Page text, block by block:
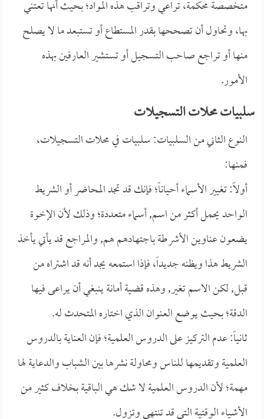
متخصصة محكمة، تراعي وتراقب هذه المواد؛ بحيث أنها تعتني
بها، وتحاول أن تصححها بقدر المستطاع أو تستبعد ما لا يصلح
منها أو تراجع صاحب التسجيل أو تستشير العارفين بهذه
الأمور.
سلبيات محلات التسجيلات
النوع الثاني من السلبيات: سلبيات في محلات التسجيلات،
فمنها:
أولاً: تغيير الأسماء أحياناً؛ فإنك قد تجد المحاضر أو الشريط
الواحد يحمل أكثر من اسم, أسماء متعددة؛ وذلك لأن الإخوة
يضعون عناوين الأشرطة باجتهادهم هم, والمراجع قد يأتي يأخذ
الشريط هذا ويظنه جديداً، فإذا استمعه يجد أنه قد اشتراه من
قبل, لكن الاسم تغير, وهذه قضية أمانة ينبغي أن يراعى فيها
الدقة؛ بحيث يوضع العنوان الذي اختاره المتحدث له.
ثانياً: عدم التركيز على الدروس العلمية؛ فإن العناية بالدروس
العلمية وتقديمها للناس ومحاولة نشرها بين الشباب والدعاية لها
مهمة؛ لأن الدروس العلمية لا شك هي الباقية بخلاف كثير من
الأشياء الوقتية التي قد تنتهي وتزول.